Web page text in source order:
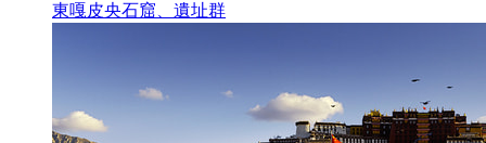
東嘎皮央石窟、遺址群